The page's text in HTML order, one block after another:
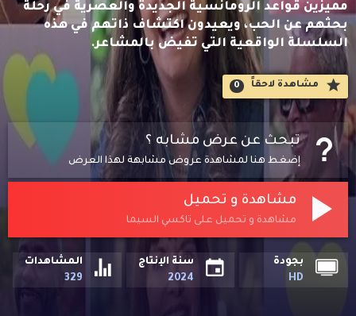
مميزين قواعد الرومانسية الجديدة والعصرية في رحلة
بحثهم عن الحب، ويعيدون اكتشاف ذاتهم في هذه
السلسلة الواقعية التي تفيض بالمشاعر.
مشاهدة لاحقاََ 0
تبحث عن عرض مشابه ؟
إضغط هنا لمشاهدة عروض مشابهة لهذا العرض
مشاهدة و تحميل
مشاهدة و تحميل على تاكسي السيما
بجودة
HD
سنة الإنتاج
2024
المشاهدات
329